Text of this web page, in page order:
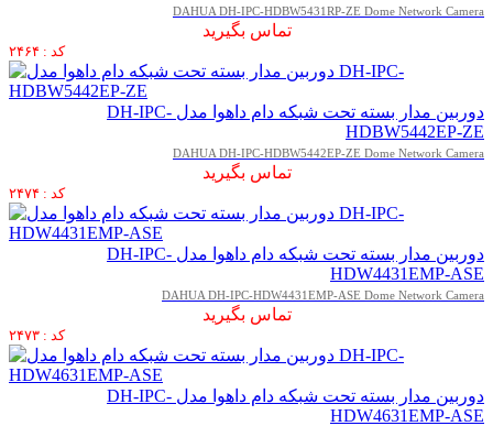
DAHUA DH-IPC-HDBW5431RP-ZE Dome Network Camera
تماس بگیرید
کد : ۲۴۶۴
دوربین مدار بسته تحت شبکه دام داهوا مدل DH-IPC-
HDBW5442EP-ZE
DAHUA DH-IPC-HDBW5442EP-ZE Dome Network Camera
تماس بگیرید
کد : ۲۴۷۴
دوربین مدار بسته تحت شبکه دام داهوا مدل DH-IPC-
HDW4431EMP-ASE
DAHUA DH-IPC-HDW4431EMP-ASE Dome Network Camera
تماس بگیرید
کد : ۲۴۷۳
دوربین مدار بسته تحت شبکه دام داهوا مدل DH-IPC-
HDW4631EMP-ASE